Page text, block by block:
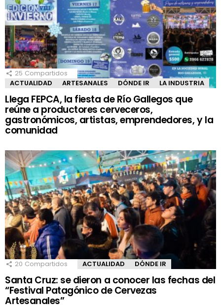
25 Compartidos
ACTUALIDAD
ARTESANALES DÓNDE IR LA INDUSTRIA
Llega FEPCA, la fiesta de Río Gallegos que
reúne a productores cerveceros,
gastronómicos, artistas, emprendedores, y la
comunidad
20 Compartidos ACTUALIDAD DÓNDE IR
Santa Cruz: se dieron a conocer las fechas del
“Festival Patagónico de Cervezas
Artesanales”